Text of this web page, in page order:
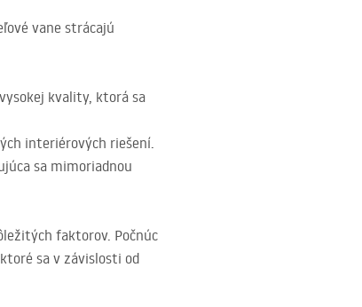
vane strácajú
kvality, ktorá sa
interiérových riešení.
sa mimoriadnou
faktorov. Počnúc
sa v závislosti od